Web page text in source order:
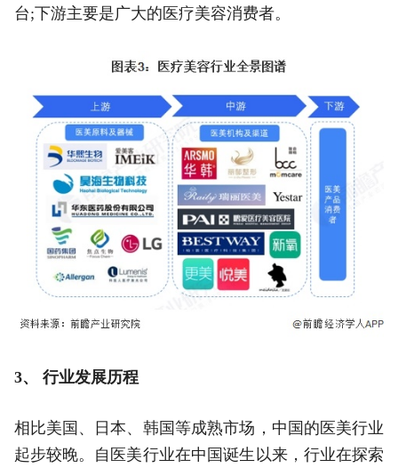
台;下游主要是广大的医疗美容消费者。
3、 行业发展历程
相比美国、日本、韩国等成熟市场，中国的医美行业
起步较晚。自医美行业在中国诞生以来，行业在探索